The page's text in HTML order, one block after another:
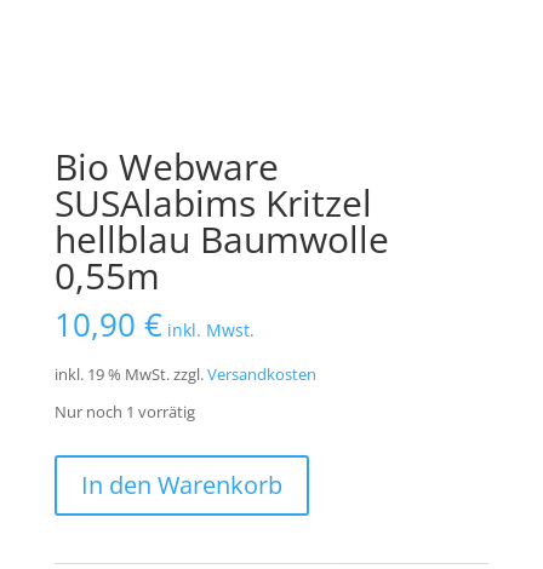
Bio Webware
SUSAlabims Kritzel
hellblau Baumwolle
0,55m
10,90 € inkl. Mwst.
inkl. 19 % MwSt.zzgl.Versandkosten
Nur noch 1 vorrätig
Webware
SUSAlabims
In den Warenkorb